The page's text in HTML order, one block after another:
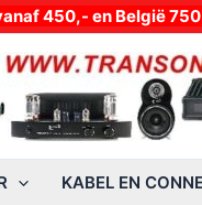
en België
KABEL EN